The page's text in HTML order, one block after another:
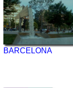
BARCELONA